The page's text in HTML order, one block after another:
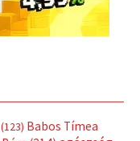
(123) Babos Tímea